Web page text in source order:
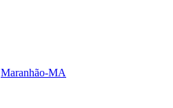
Maranhão-MA